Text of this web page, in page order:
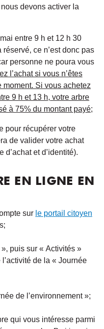
nous devons activer la
entre 9 h et 12 h 30
ce n’est donc pas
personne ne poura vous
l’achat si vous n’êtes
moment. Si vous achetez
9 h et 13 h, votre arbre
à 75% du montant payé;
pour récupérer votre
de valider votre achat
et d’identité).
EN LIGNE EN
sur le portail citoyen
puis sur « Activités »
de la « Journée
de l’environnement »;
qui vous intéresse parmi